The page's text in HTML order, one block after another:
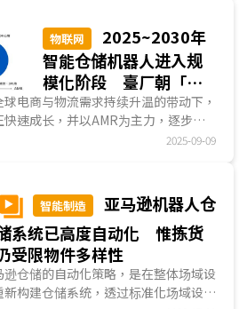
物联网
2025~2030年
智能仓储机器人进入规
模化阶段 臺厂朝「解
决方案推动者」角色发
展
电商与物流需求持续升温的带动下，
速成长，并以AMR为主力，逐步超
与智能化的核心设备。DIGIT...2025-09-09
智能制造
亚马逊机器人仓
系统已高度自动化 惟拣货
受限物件多样性
仓储的自动化策略，是在整体场域设
构建仓储系统，透过标准化场域设计